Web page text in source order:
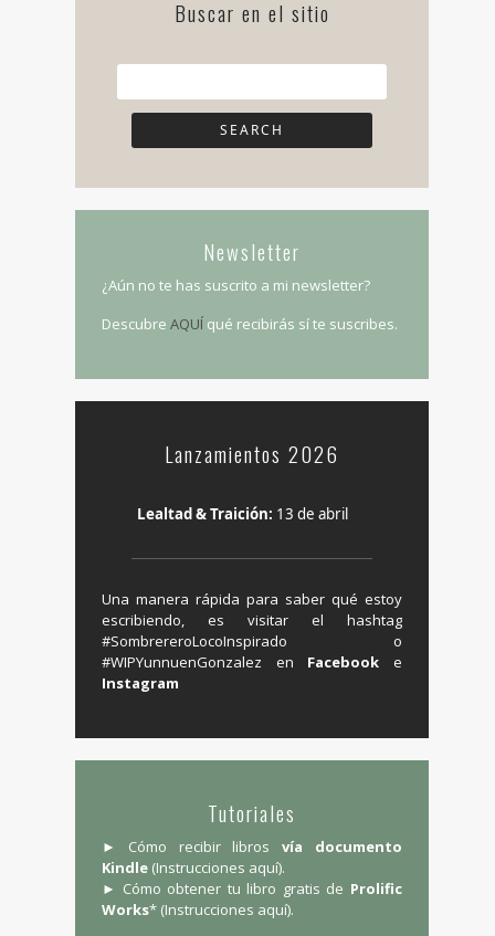
Buscar en el sitio
Newsletter
¿Aún no te has suscrito a mi newsletter?
Descubre AQUÍ qué recibirás sí te suscribes.
Lanzamientos 2026
Lealtad & Traición: 13 de abril
Una manera rápida para saber qué estoy
escribiendo, es visitar el hashtag
‬#SombrereroLocoInspirado o
#WIPYunnuenGonzalez en ‪ Facebook e
Instagram
Tutoriales
► Cómo recibir librosvía documento
Kindle (Instrucciones aquí).
► Cómo obtener tu libro gratis de Prolific
Works* (Instrucciones aquí).